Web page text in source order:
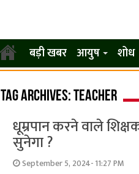
बड़ी खबर आयुष शोध
Tag Archives:Teacher
धूम्रपान करने वाले
सुनेगा ?
September 5, 2024- 11:27 PM